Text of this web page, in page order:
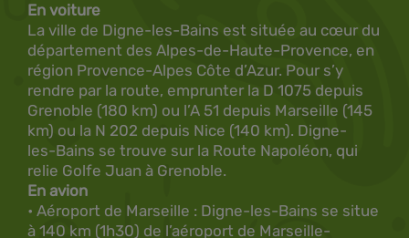
En voiture
La ville de Digne-les-Bains est située au cœur du
département des Alpes-de-Haute-Provence, en
région Provence-Alpes Côte d’Azur. Pour s’y
rendre par la route, emprunter la D 1075 depuis
Grenoble (180 km) ou l’A 51 depuis Marseille (145
km) ou la N 202 depuis Nice (140 km). Digne-
les-Bains se trouve sur la Route Napoléon, qui
relie Golfe Juan à Grenoble.
En avion
• Aéroport de Marseille : Digne-les-Bains se situe
à 140 km (1h30) de l’aéroport de Marseille-